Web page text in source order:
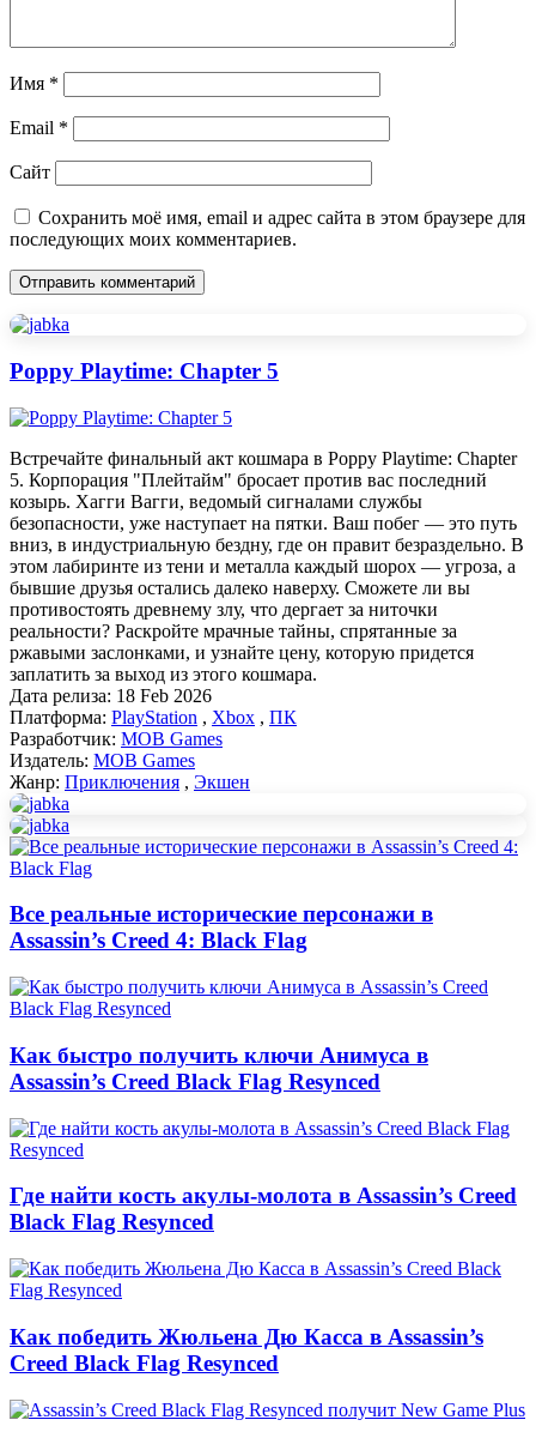
Имя *
Email *
Сайт
Сохранить моё имя, email и адрес сайта в этом браузере для
последующих моих комментариев.
Poppy Playtime: Chapter 5
Встречайте финальный акт кошмара в Poppy Playtime: Chapter
5. Корпорация "Плейтайм" бросает против вас последний
козырь. Хагги Вагги, ведомый сигналами службы
безопасности, уже наступает на пятки. Ваш побег — это путь
вниз, в индустриальную бездну, где он правит безраздельно. В
этом лабиринте из тени и металла каждый шорох — угроза, а
бывшие друзья остались далеко наверху. Сможете ли вы
противостоять древнему злу, что дергает за ниточки
реальности? Раскройте мрачные тайны, спрятанные за
ржавыми заслонками, и узнайте цену, которую придется
заплатить за выход из этого кошмара.
Дата релиза: 18 Feb 2026
Платформа: PlayStation , Xbox , ПК
Разработчик: MOB Games
Издатель: MOB Games
Жанр: Приключения , Экшен
Все реальные исторические персонажи в
Assassin’s Creed 4: Black Flag
Как быстро получить ключи Анимуса в
Assassin’s Creed Black Flag Resynced
Где найти кость акулы-молота в Assassin’s Creed
Black Flag Resynced
Как победить Жюльена Дю Касса в Assassin’s
Creed Black Flag Resynced